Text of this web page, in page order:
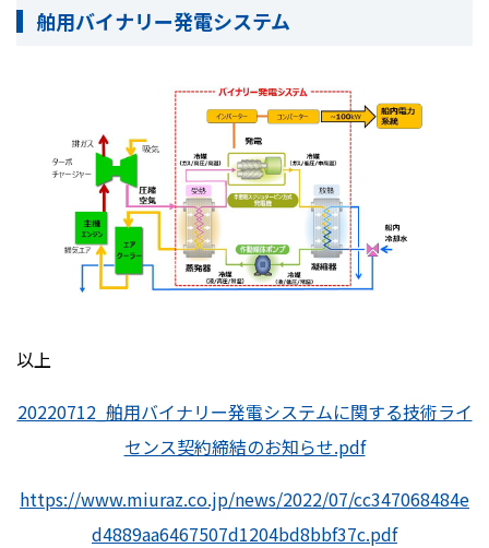
舶用バイナリー発電システム
以上
20220712_舶用バイナリー発電システムに関する技術ライ
センス契約締結のお知らせ.pdf
https://www.miuraz.co.jp/news/2022/07/cc347068484e
d4889aa6467507d1204bd8bbf37c.pdf